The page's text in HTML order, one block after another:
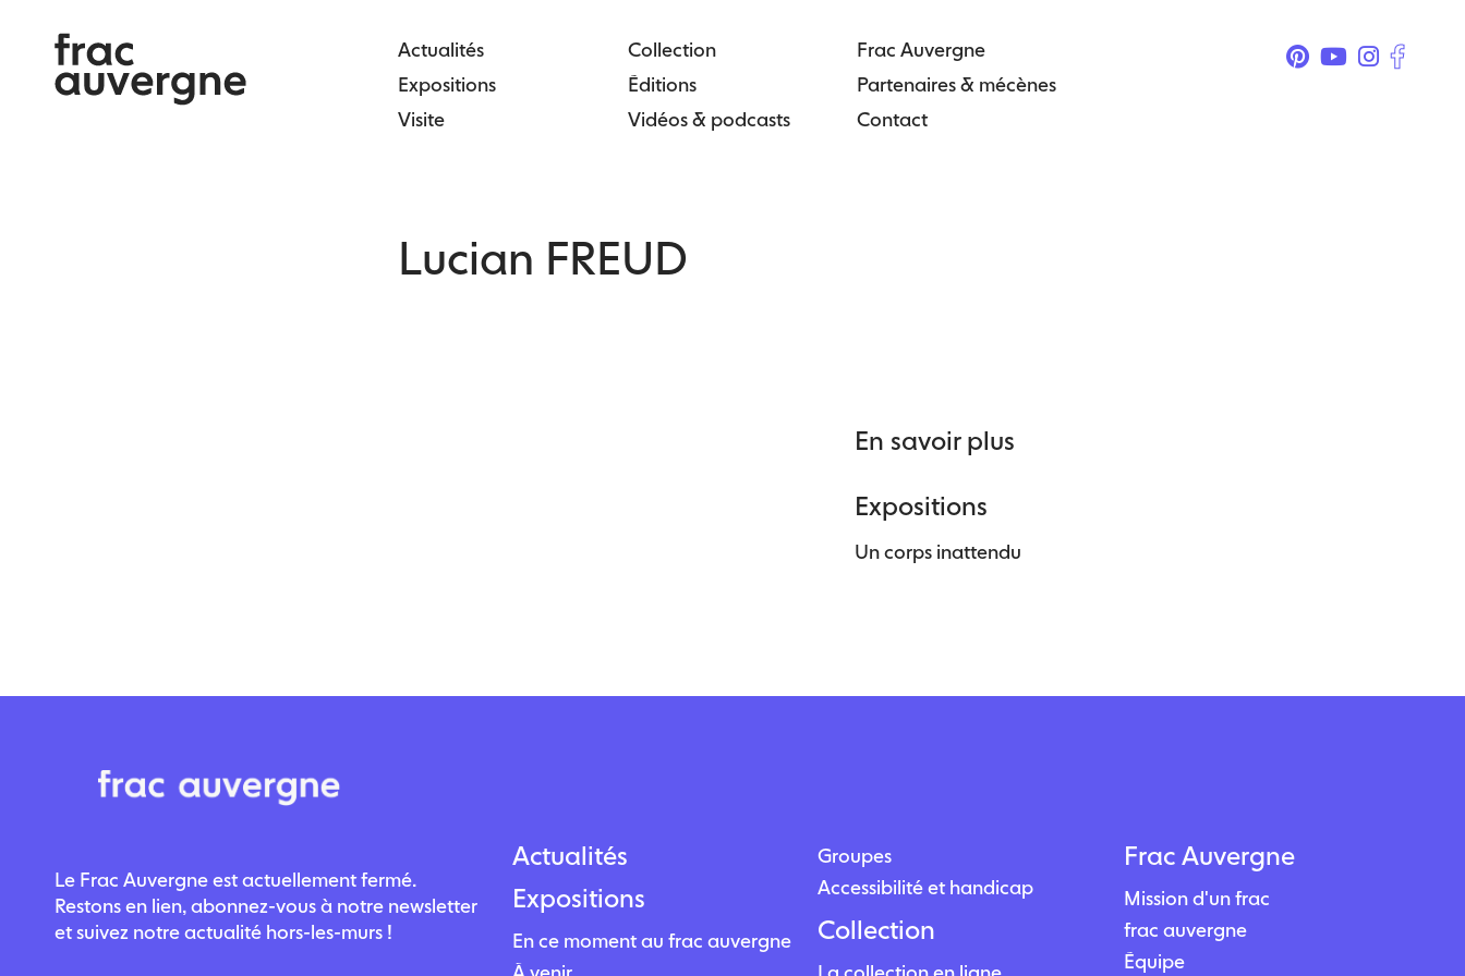
content
Actualités
Expositions
Visite
Collection
Éditions
Vidéos & podcasts
Frac Auvergne
Partenaires & mécènes
Contact
Lucian FREUD
En savoir plus
Expositions
Un corps inattendu
Le Frac Auvergne est actuellement fermé.
Restons en lien, abonnez-vous à notre newsletter
et suivez notre actualité hors-les-murs !
Actualités
Expositions
En ce moment au frac auvergne
Groupes
Accessibilité et handicap
Collection
Frac Auvergne
Mission d'un frac
frac auvergne
Équipe